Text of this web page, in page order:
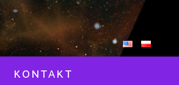
KONTAKT